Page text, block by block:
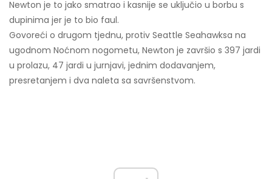
Newton je to jako smatrao i kasnije se uključio u borbu s
dupinima jer je to bio faul.
Govoreći o drugom tjednu, protiv Seattle Seahawksa na
ugodnom Noćnom nogometu, Newton je završio s 397 jardi
u prolazu, 47 jardi u jurnjavi, jednim dodavanjem,
presretanjem i dva naleta sa savršenstvom.